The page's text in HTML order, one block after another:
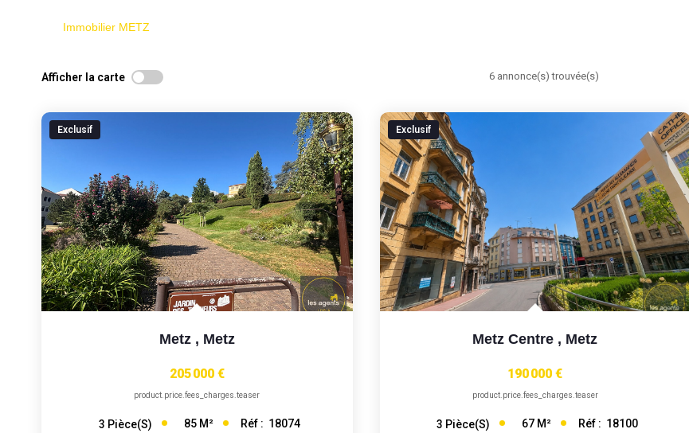
Immobilier METZ
Afficher la carte 6 annonce(s) trouvée(s)
Exclusif
Metz , Metz
205 000 €
product.price.fees_charges.teaser
3 Pièce(s) 85 M² Réf : 18074
Exclusif
Metz Centre , Metz
190 000 €
product.price.fees_charges.teaser
3 Pièce(s) 67 M² Réf : 18100